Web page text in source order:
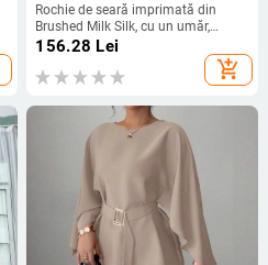
Rochie de seară imprimată din
Brushed Milk Silk, cu un umăr,
decolteu pătrat, mâneci scurte
156.28 Lei
add_shopping_cart